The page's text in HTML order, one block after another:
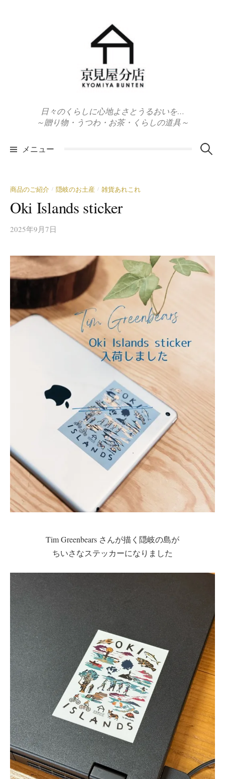
日々のくらしに心地よさとうるおいを…
～贈り物・うつわ・お茶・くらしの道具～
メニュー 検
商品のご紹介 / 隠岐のお土産 / 雑貨あれこれ
Oki Islands sticker
2025年9月7日
Tim Greenbears さんが描く隠岐の島が
ちいさなステッカーになりました